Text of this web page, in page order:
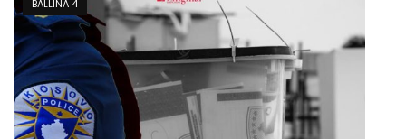
BALLINA 4